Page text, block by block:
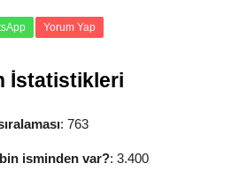
Yorum Yap
İstatistikleri
: 763
isminden var?: 3.400